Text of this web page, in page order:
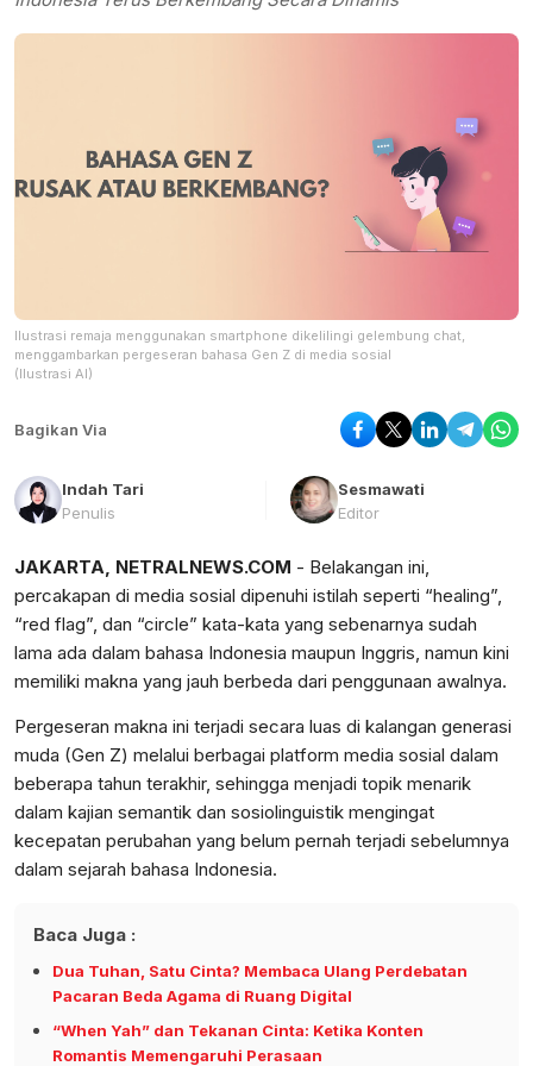
Ilustrasi remaja menggunakan smartphone dikelilingi gelembung chat,
menggambarkan pergeseran bahasa Gen Z di media sosial
(Ilustrasi AI)
Bagikan Via
Indah Tari
Penulis
Sesmawati
Editor
JAKARTA, NETRALNEWS.COM - Belakangan ini,
percakapan di media sosial dipenuhi istilah seperti “healing”,
“red flag”, dan “circle” kata-kata yang sebenarnya sudah
lama ada dalam bahasa Indonesia maupun Inggris, namun kini
memiliki makna yang jauh berbeda dari penggunaan awalnya.
Pergeseran makna ini terjadi secara luas di kalangan generasi
muda (Gen Z) melalui berbagai platform media sosial dalam
beberapa tahun terakhir, sehingga menjadi topik menarik
dalam kajian semantik dan sosiolinguistik mengingat
kecepatan perubahan yang belum pernah terjadi sebelumnya
dalam sejarah bahasa Indonesia.
Baca Juga :
Dua Tuhan, Satu Cinta? Membaca Ulang Perdebatan
Pacaran Beda Agama di Ruang Digital
“When Yah” dan Tekanan Cinta: Ketika Konten
Romantis Memengaruhi Perasaan